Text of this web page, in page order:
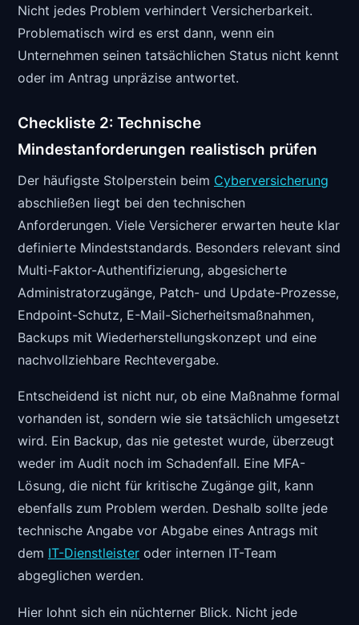
Nicht jedes Problem verhindert Versicherbarkeit.
Problematisch wird es erst dann, wenn ein
Unternehmen seinen tatsächlichen Status nicht kennt
oder im Antrag unpräzise antwortet.
Checkliste 2: Technische
Mindestanforderungen realistisch prüfen
Der häufigste Stolperstein beim Cyberversicherung
abschließen liegt bei den technischen
Anforderungen. Viele Versicherer erwarten heute klar
definierte Mindeststandards. Besonders relevant sind
Multi-Faktor-Authentifizierung, abgesicherte
Administratorzugänge, Patch- und Update-Prozesse,
Endpoint-Schutz, E-Mail-Sicherheitsmaßnahmen,
Backups mit Wiederherstellungskonzept und eine
nachvollziehbare Rechtevergabe.
Entscheidend ist nicht nur, ob eine Maßnahme formal
vorhanden ist, sondern wie sie tatsächlich umgesetzt
wird. Ein Backup, das nie getestet wurde, überzeugt
weder im Audit noch im Schadenfall. Eine MFA-
Lösung, die nicht für kritische Zugänge gilt, kann
ebenfalls zum Problem werden. Deshalb sollte jede
technische Angabe vor Abgabe eines Antrags mit
dem IT-Dienstleister oder internen IT-Team
abgeglichen werden.
Hier lohnt sich ein nüchterner Blick. Nicht jede